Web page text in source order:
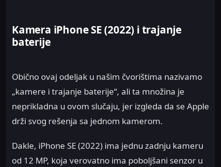
Kamera iPhone SE (2022) i trajanje
baterije
Obično ovaj odeljak u našim čvorištima nazivamo
„kamere i trajanje baterije“, ali ta množina je
neprikladna u ovom slučaju, jer izgleda da se Apple
drži svog rešenja sa jednom kamerom.
Dakle, iPhone SE (2022) ima jednu zadnju kameru
od 12 MP, koja verovatno ima poboljšani senzor u